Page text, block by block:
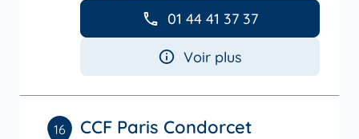
01 44 41 37 37
Voir plus
16 CCF Paris Condorcet